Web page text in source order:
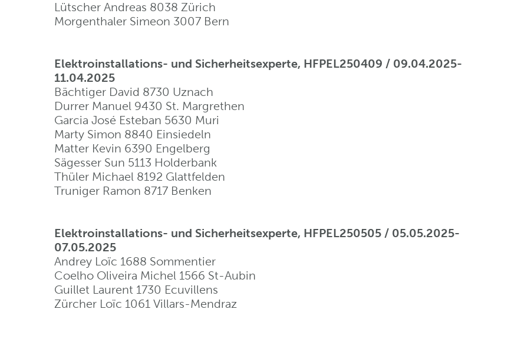
Lütscher Andreas 8038 Zürich
Morgenthaler Simeon 3007 Bern
Elektroinstallations- und Sicherheitsexperte, HFPEL250409 / 09.04.2025-
11.04.2025
Bächtiger David 8730 Uznach
Durrer Manuel 9430 St. Margrethen
Garcia José Esteban 5630 Muri
Marty Simon 8840 Einsiedeln
Matter Kevin 6390 Engelberg
Sägesser Sun 5113 Holderbank
Thüler Michael 8192 Glattfelden
Truniger Ramon 8717 Benken
Elektroinstallations- und Sicherheitsexperte, HFPEL250505 / 05.05.2025-
07.05.2025
Andrey Loïc 1688 Sommentier
Coelho Oliveira Michel 1566 St-Aubin
Guillet Laurent 1730 Ecuvillens
Zürcher Loïc 1061 Villars-Mendraz